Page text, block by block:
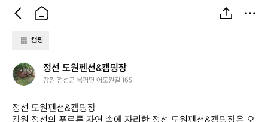
캠핑
정
선
원
펜
정선 도원펜션&캠핑장
강원 정선군 북평면 어도원길 165
정선 도원펜션&캠핑장